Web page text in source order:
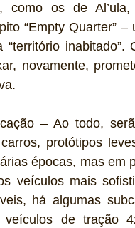
como os de
“Empty Quarter”
“território
novamente,
– Ao todo,
protótipos
épocas, mas em
veículos mais
há algumas
veículos de tração